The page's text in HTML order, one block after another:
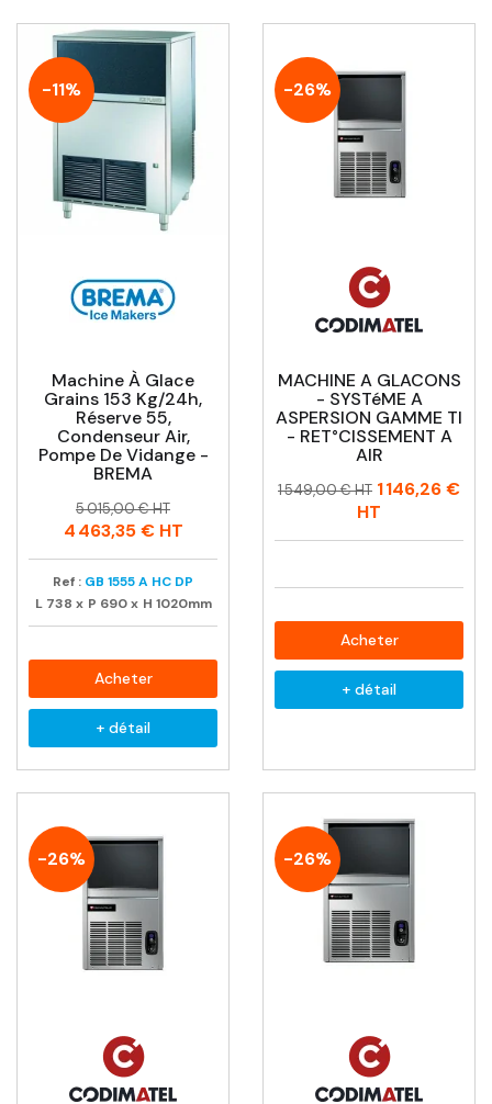
-11%
Machine À Glace
Grains 153 Kg/24h,
Réserve 55,
Condenseur Air,
Pompe De Vidange -
BREMA
Prix
Prix
habituel
5 015,00 € HT
4 463,35 €HT
Ref : GB 1555 A HC DP
L 738 x P 690 x H 1020mm
Acheter
+ détail
-26%
MACHINE A GLACONS
- SYSTéME A
ASPERSION GAMME TI
- RET°CISSEMENT A
AIR
Prix
Prix
1 549,00 € HT 1 146,26 €
HT
Acheter
+ détail
-26% -26%